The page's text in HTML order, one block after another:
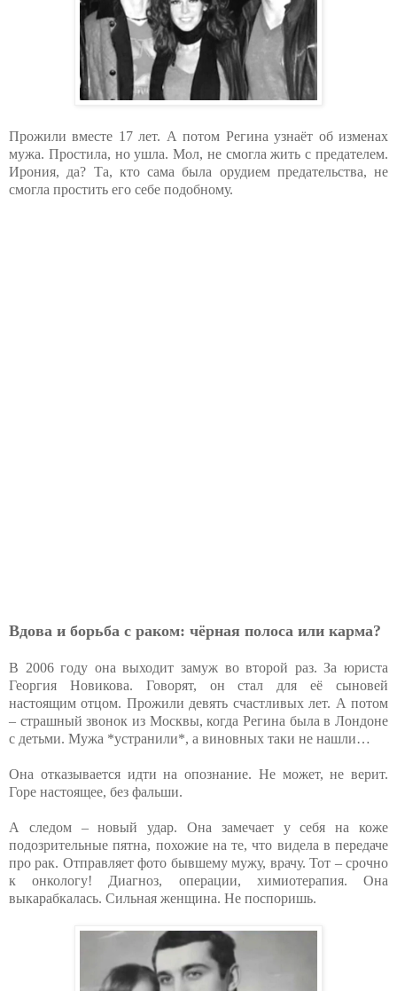
Прожили вместе 17 лет. А потом Регина узнаёт об изменах
мужа. Простила, но ушла. Мол, не смогла жить с предателем.
Ирония, да? Та, кто сама была орудием предательства, не
смогла простить его себе подобному.
Вдова и борьба с раком: чёрная полоса или карма?
В 2006 году она выходит замуж во второй раз. За юриста
Георгия Новикова. Говорят, он стал для её сыновей
настоящим отцом. Прожили девять счастливых лет. А потом
– страшный звонок из Москвы, когда Регина была в Лондоне
с детьми. Мужа *устранили*, а виновных таки не нашли…
Она отказывается идти на опознание. Не может, не верит.
Горе настоящее, без фальши.
А следом – новый удар. Она замечает у себя на коже
подозрительные пятна, похожие на те, что видела в передаче
про рак. Отправляет фото бывшему мужу, врачу. Тот – срочно
к онкологу! Диагноз, операции, химиотерапия. Она
выкарабкалась. Сильная женщина. Не поспоришь.